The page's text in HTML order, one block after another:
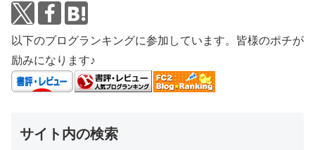
以下のブログランキングに参加しています。皆様のポチが
励みになります♪
サイト内の検索